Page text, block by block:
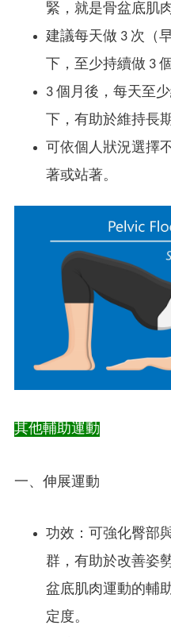
緊，就是骨盆底肌
建議每天做 3 次（
下，至少持續做 3
3 個月後，每天至
下，有助於維持長
可依個人狀況選擇
著或站著。
其他輔助運動
一、伸展運動
功效：可強化臀部
群，有助於改善姿
盆底肌肉運動的輔
定度。